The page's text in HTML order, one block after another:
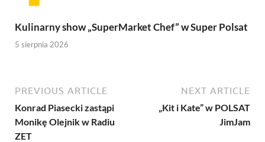
Kulinarny show „SuperMarket Chef” w Super Polsat
5 sierpnia 2026
PREVIOUS ARTICLE
Konrad Piasecki zastąpi
Monikę Olejnik w Radiu
ZET
NEXT ARTICLE
„Kit i Kate” w POLSAT
JimJam